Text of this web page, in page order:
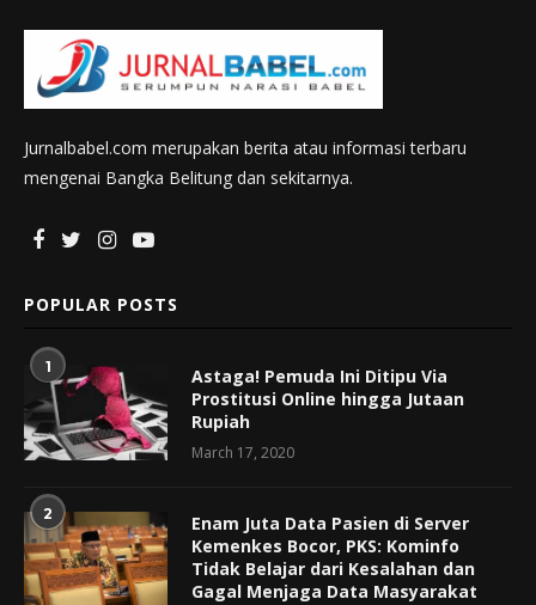
Jurnalbabel.com merupakan berita atau informasi terbaru
mengenai Bangka Belitung dan sekitarnya.
POPULAR POSTS
1
Astaga! Pemuda Ini Ditipu Via
Prostitusi Online hingga Jutaan
Rupiah
March 17, 2020
2
Enam Juta Data Pasien di Server
Kemenkes Bocor, PKS: Kominfo
Tidak Belajar dari Kesalahan dan
Gagal Menjaga Data Masyarakat